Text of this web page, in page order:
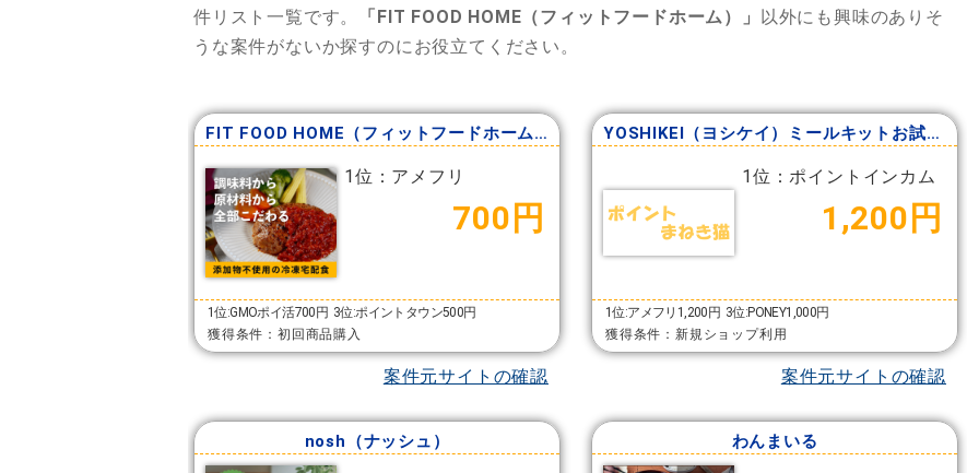
件リスト一覧です。
「FIT FOOD HOME（フィットフードホーム）」 以外にも興味のありそ
うな案件がないか探すのにお役立てください。
FIT FOOD HOME（フィットフードホーム）
1位：アメフリ
700円
1位:GMOポイ活700円 3位:ポイントタウン500円
獲得条件：初回商品購入
案件元サイトの確認
YOSHIKEI（ヨシケイ）ミールキットお試し5days
1位：ポイントインカム
1,200円
1位:アメフリ1,200円 3位:PONEY1,000円
獲得条件：新規ショップ利用
案件元サイトの確認
nosh（ナッシュ） わんまいる